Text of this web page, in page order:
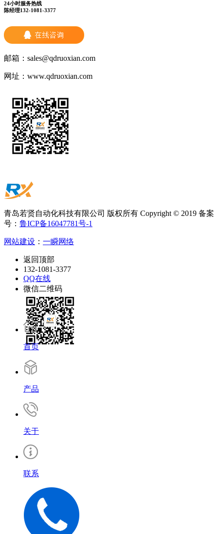
24小时服务热线
陈经理132-1081-3377
邮箱： sales@qdruoxian.com
网址： www.qdruoxian.com
青岛若贤自动化科技有限公司 版权所有 Copyright © 2019 备案
号： 鲁ICP备16047781号-1
网站建设 ： 一瞬网络
返回顶部
132-1081-3377
QQ在线
微信二维码
首页
产品
关于
联系